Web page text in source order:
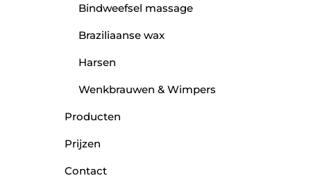
Bindweefsel massage
Braziliaanse wax
Harsen
Wenkbrauwen & Wimpers
Producten
Prijzen
Contact